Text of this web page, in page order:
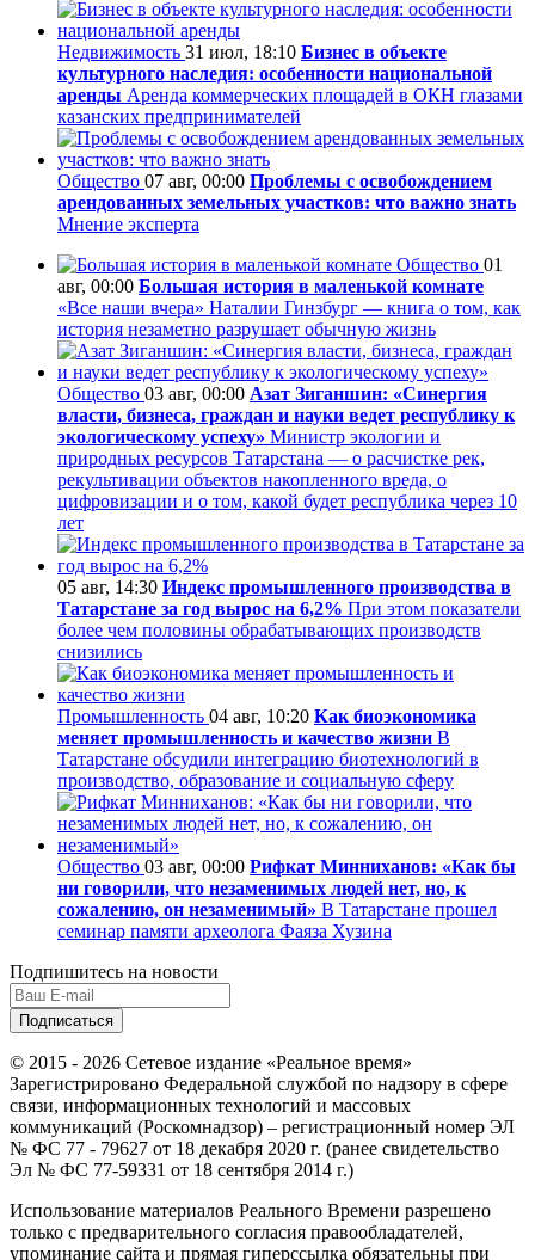
Недвижимость 31 июл, 18:10 Бизнес в объекте
культурного наследия: особенности национальной
аренды Аренда коммерческих площадей в ОКН глазами
казанских предпринимателей
Общество 07 авг, 00:00 Проблемы с освобождением
арендованных земельных участков: что важно знать
Мнение эксперта
Общество 01
авг, 00:00 Большая история в маленькой комнате
«Все наши вчера» Наталии Гинзбург — книга о том, как
история незаметно разрушает обычную жизнь
Общество 03 авг, 00:00 Азат Зиганшин: «Синергия
власти, бизнеса, граждан и науки ведет республику к
экологическому успеху» Министр экологии и
природных ресурсов Татарстана — о расчистке рек,
рекультивации объектов накопленного вреда, о
цифровизации и о том, какой будет республика через 10
лет
05 авг, 14:30 Индекс промышленного производства в
Татарстане за год вырос на 6,2% При этом показатели
более чем половины обрабатывающих производств
снизились
Промышленность 04 авг, 10:20 Как биоэкономика
меняет промышленность и качество жизни В
Татарстане обсудили интеграцию биотехнологий в
производство, образование и социальную сферу
Общество 03 авг, 00:00 Рифкат Минниханов: «Как бы
ни говорили, что незаменимых людей нет, но, к
сожалению, он незаменимый» В Татарстане прошел
семинар памяти археолога Фаяза Хузина
Подпишитесь на новости
© 2015 - 2026 Сетевое издание «Реальное время»
Зарегистрировано Федеральной службой по надзору в сфере
связи, информационных технологий и массовых
коммуникаций (Роскомнадзор) – регистрационный номер ЭЛ
№ ФС 77 - 79627 от 18 декабря 2020 г. (ранее свидетельство
Эл № ФС 77-59331 от 18 сентября 2014 г.)
Использование материалов Реального Времени разрешено
только с предварительного согласия правообладателей,
упоминание сайта и прямая гиперссылка обязательны при